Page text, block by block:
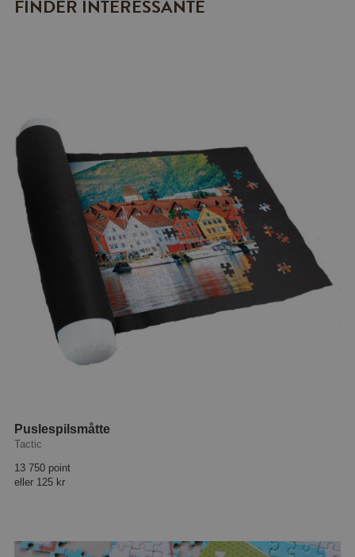
FINDER INTERESSANTE
Puslespilsmåtte
Tactic
13 750 point
eller 125 kr